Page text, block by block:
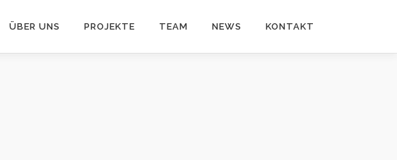
ÜBER UNS PROJEKTE TEAM NEWS KONTAKT